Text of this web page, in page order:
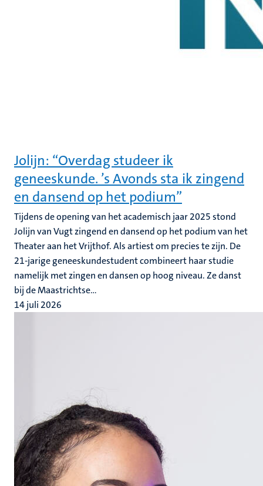
Jolijn: “Overdag studeer ik
geneeskunde. ’s Avonds sta ik zingend
en dansend op het podium”
Tijdens de opening van het academisch jaar 2025 stond
Jolijn van Vugt zingend en dansend op het podium van het
Theater aan het Vrijthof. Als artiest om precies te zijn. De
21-jarige geneeskundestudent combineert haar studie
namelijk met zingen en dansen op hoog niveau. Ze danst
bij de Maastrichtse...
14 juli 2026